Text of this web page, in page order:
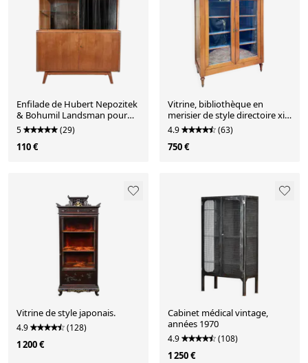
Enfilade de Hubert Nepozitek
& Bohumil Landsman pour
Jitona, années 1960
5 (29)
110 €
Vitrine, bibliothèque en
merisier de style directoire xix
eme siècle
4.9 (63)
750 €
Vitrine de style japonais.
4.9 (128)
1 200 €
Cabinet médical vintage,
années 1970
4.9 (108)
1 250 €